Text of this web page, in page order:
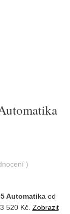
)
Automatika od
520 Kč. Zobrazit